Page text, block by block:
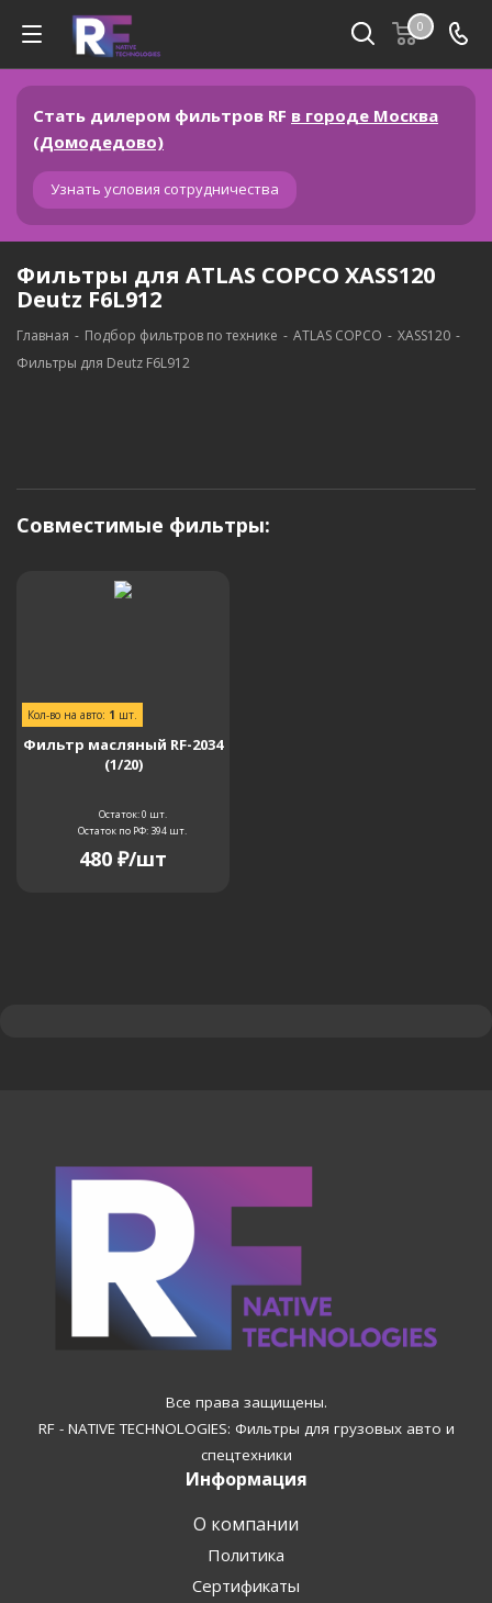
0
Стать дилером фильтров RF в городе Москва
(Домодедово)
Узнать условия сотрудничества
Фильтры для ATLAS COPCO XASS120
Deutz F6L912
Главная - Подбор фильтров по технике - ATLAS COPCO - XASS120 -
Фильтры для Deutz F6L912
Совместимые фильтры:
Кол-во на авто: 1 шт.
Фильтр масляный RF-2034
(1/20)
Остаток: 0 шт.
Остаток по РФ: 394 шт.
480 ₽/шт
Все права защищены.
RF - NATIVE TECHNOLOGIES: Фильтры для грузовых авто и
спецтехники
Информация
О компании
Политика
Сертификаты